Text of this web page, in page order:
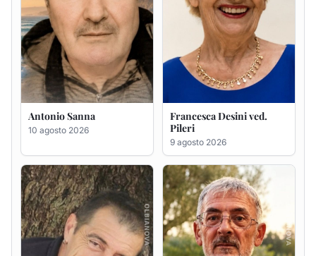
Antonio Carta
9 agosto 2026
Gesuina Sanna ved. Sanna
8 agosto 2026